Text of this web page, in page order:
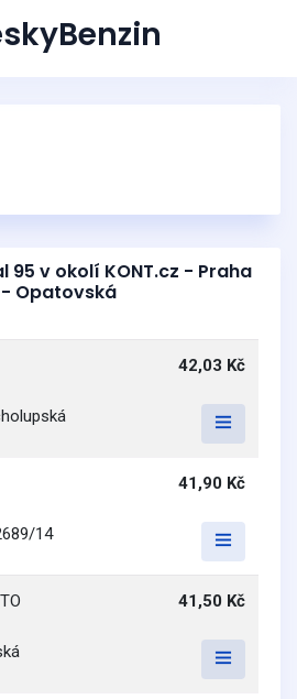
95 v okolí KONT.cz - Praha
Opatovská
42,03 Kč
14
41,90 Kč
41,50 Kč